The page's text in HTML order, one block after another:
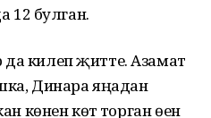
12 булган.
килеп җитте. Азамат
Динара яңадан
көнен көтә торган өенә